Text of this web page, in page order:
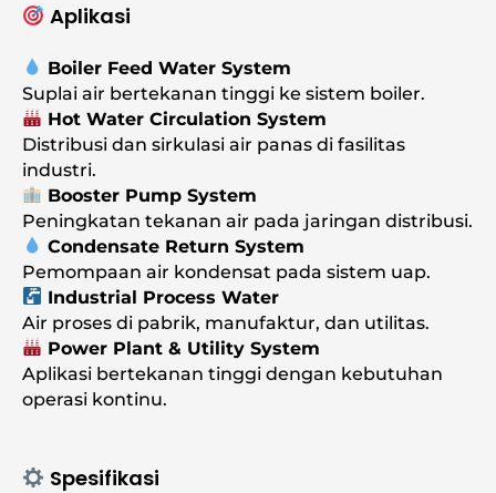
Aplikasi
Boiler Feed Water System
Suplai air bertekanan tinggi ke sistem boiler.
Hot Water Circulation System
Distribusi dan sirkulasi air panas di fasilitas
industri.
Booster Pump System
Peningkatan tekanan air pada jaringan distribusi.
Condensate Return System
Pemompaan air kondensat pada sistem uap.
Industrial Process Water
Air proses di pabrik, manufaktur, dan utilitas.
Power Plant & Utility System
Aplikasi bertekanan tinggi dengan kebutuhan
operasi kontinu.
Spesifikasi